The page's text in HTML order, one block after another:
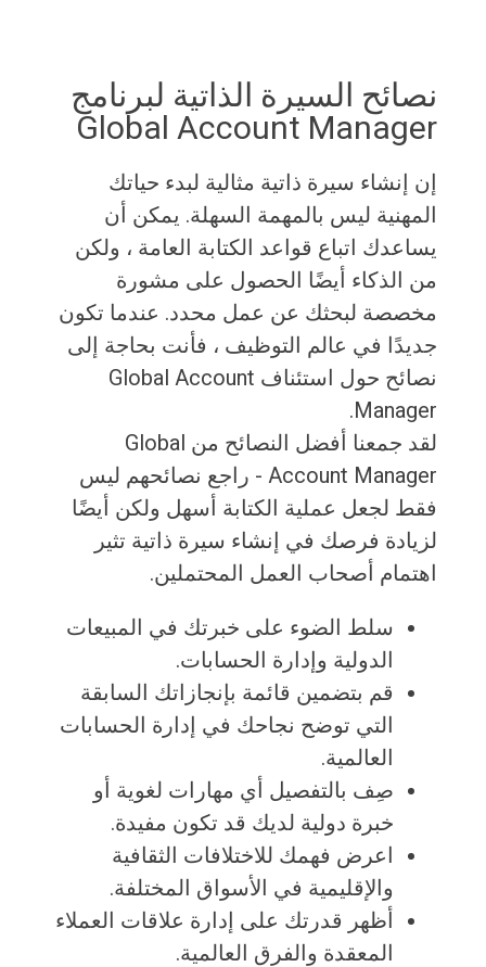
نصائح السيرة الذاتية لبرنامج
Global Account Manager
إن إنشاء سيرة ذاتية مثالية لبدء حياتك
المهنية ليس بالمهمة السهلة. يمكن أن
يساعدك اتباع قواعد الكتابة العامة ، ولكن
من الذكاء أيضًا الحصول على مشورة
مخصصة لبحثك عن عمل محدد. عندما تكون
جديدًا في عالم التوظيف ، فأنت بحاجة إلى
نصائح حول استئناف Global Account
Manager.
لقد جمعنا أفضل النصائح من Global
Account Manager - راجع نصائحهم ليس
فقط لجعل عملية الكتابة أسهل ولكن أيضًا
لزيادة فرصك في إنشاء سيرة ذاتية تثير
اهتمام أصحاب العمل المحتملين.
سلط الضوء على خبرتك في المبيعات
الدولية وإدارة الحسابات.
قم بتضمين قائمة بإنجازاتك السابقة
التي توضح نجاحك في إدارة الحسابات
العالمية.
صِف بالتفصيل أي مهارات لغوية أو
خبرة دولية لديك قد تكون مفيدة.
اعرض فهمك للاختلافات الثقافية
والإقليمية في الأسواق المختلفة.
أظهر قدرتك على إدارة علاقات العملاء
المعقدة والفرق العالمية.